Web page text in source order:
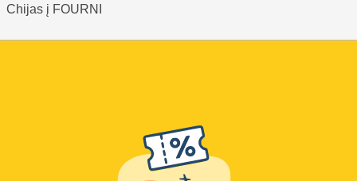
Chijas į FOURNI